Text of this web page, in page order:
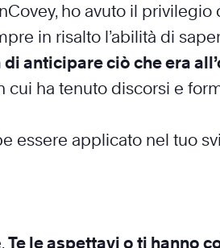
ho avuto il
in risalto l’abilità di
anticipare ciò che era
ha tenuto discorsi e
essere applicato nel tuo
Te le aspettavi o ti hanno